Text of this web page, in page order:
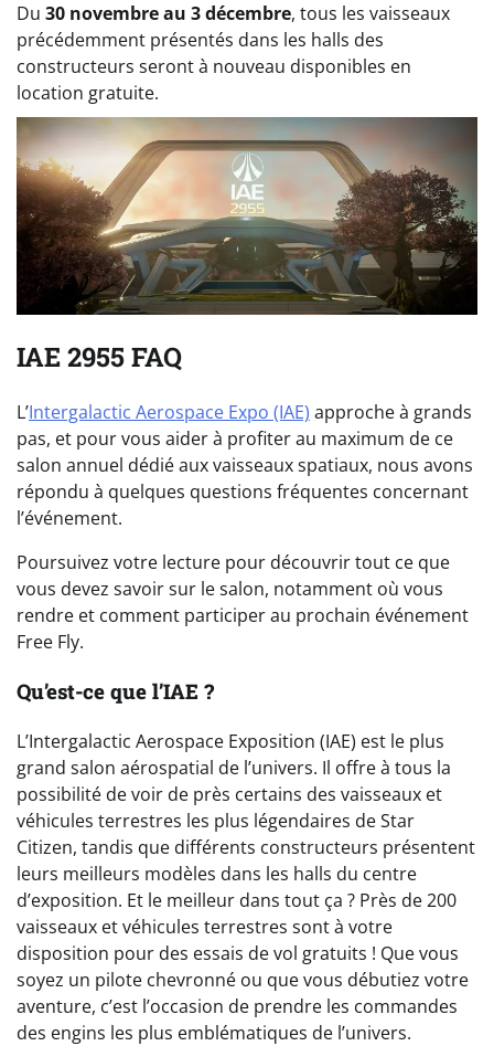
Du 30 novembre au 3 décembre, tous les vaisseaux
précédemment présentés dans les halls des
constructeurs seront à nouveau disponibles en
location gratuite.
IAE 2955 FAQ
L’Intergalactic Aerospace Expo (IAE) approche à grands
pas, et pour vous aider à profiter au maximum de ce
salon annuel dédié aux vaisseaux spatiaux, nous avons
répondu à quelques questions fréquentes concernant
l’événement.
Poursuivez votre lecture pour découvrir tout ce que
vous devez savoir sur le salon, notamment où vous
rendre et comment participer au prochain événement
Free Fly.
Qu’est-ce que l’IAE ?
L’Intergalactic Aerospace Exposition (IAE) est le plus
grand salon aérospatial de l’univers. Il offre à tous la
possibilité de voir de près certains des vaisseaux et
véhicules terrestres les plus légendaires de Star
Citizen, tandis que différents constructeurs présentent
leurs meilleurs modèles dans les halls du centre
d’exposition. Et le meilleur dans tout ça ? Près de 200
vaisseaux et véhicules terrestres sont à votre
disposition pour des essais de vol gratuits ! Que vous
soyez un pilote chevronné ou que vous débutiez votre
aventure, c’est l’occasion de prendre les commandes
des engins les plus emblématiques de l’univers.